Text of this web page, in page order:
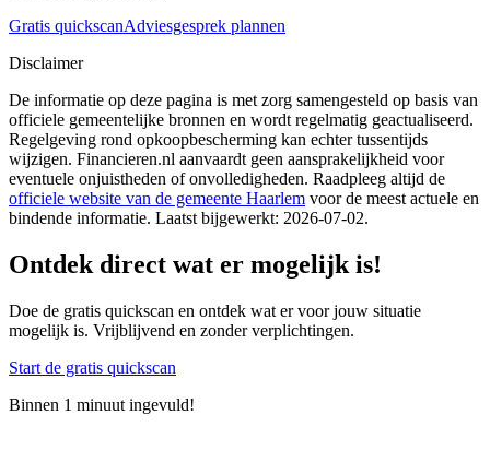
Gratis quickscanAdviesgesprek plannen
Disclaimer
De informatie op deze pagina is met zorg samengesteld op basis van
officiele gemeentelijke bronnen en wordt regelmatig geactualiseerd.
Regelgeving rond opkoopbescherming kan echter tussentijds
wijzigen. Financieren.nl aanvaardt geen aansprakelijkheid voor
eventuele onjuistheden of onvolledigheden. Raadpleeg altijd de
officiele website van de gemeente Haarlem voor de meest actuele en
bindende informatie. Laatst bijgewerkt: 2026-07-02.
Ontdek direct wat er mogelijk is!
Doe de gratis quickscan en ontdek wat er voor jouw situatie
mogelijk is. Vrijblijvend en zonder verplichtingen.
Start de gratis quickscan
Binnen 1 minuut ingevuld!